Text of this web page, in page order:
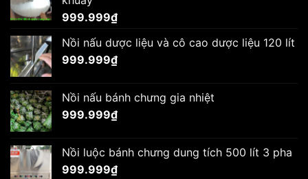
999.999₫
Nồi nấu dược liệu và cô cao dược liệu 120 lít
999.999₫
Nồi nấu bánh chưng gia nhiệt
999.999₫
Nồi luộc bánh chưng dung tích 500 lít 3 pha
999.999₫